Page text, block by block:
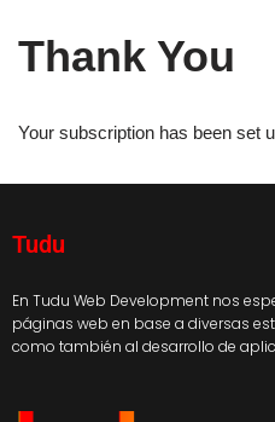
Thank You
Your subscription has been set
Tudu
En Tudu Web Development nos
páginas web en base a diversas
como también al desarrollo de